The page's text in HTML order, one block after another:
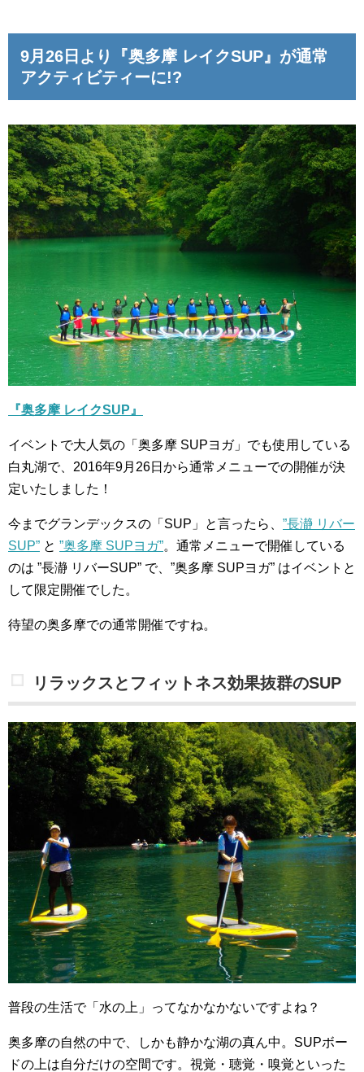
9月26日より『奥多摩 レイクSUP』が通常
アクティビティーに!?
『奥多摩 レイクSUP』
イベントで大人気の「奥多摩 SUPヨガ」でも使用している
白丸湖で、2016年9月26日から通常メニューでの開催が決
定いたしました！
今までグランデックスの「SUP」と言ったら、 ”長瀞 リバー
SUP” と ”奥多摩 SUPヨガ”。通常メニューで開催している
のは ”長瀞 リバーSUP” で、”奥多摩 SUPヨガ” はイベントと
して限定開催でした。
待望の奥多摩での通常開催ですね。
リラックスとフィットネス効果抜群のSUP
普段の生活で「水の上」ってなかなかないですよね？
奥多摩の自然の中で、しかも静かな湖の真ん中。SUPボー
ドの上は自分だけの空間です。視覚・聴覚・嗅覚といった